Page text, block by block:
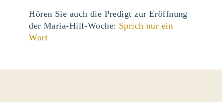
Hören Sie auch die Predigt zur Eröffnung
der Maria-Hilf-Woche: Sprich nur ein
Wort